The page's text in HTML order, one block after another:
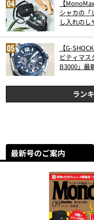
【
シャカの「
し入れのし
【G-
ビティマス
B3000」最
ラン
最新号のご案内